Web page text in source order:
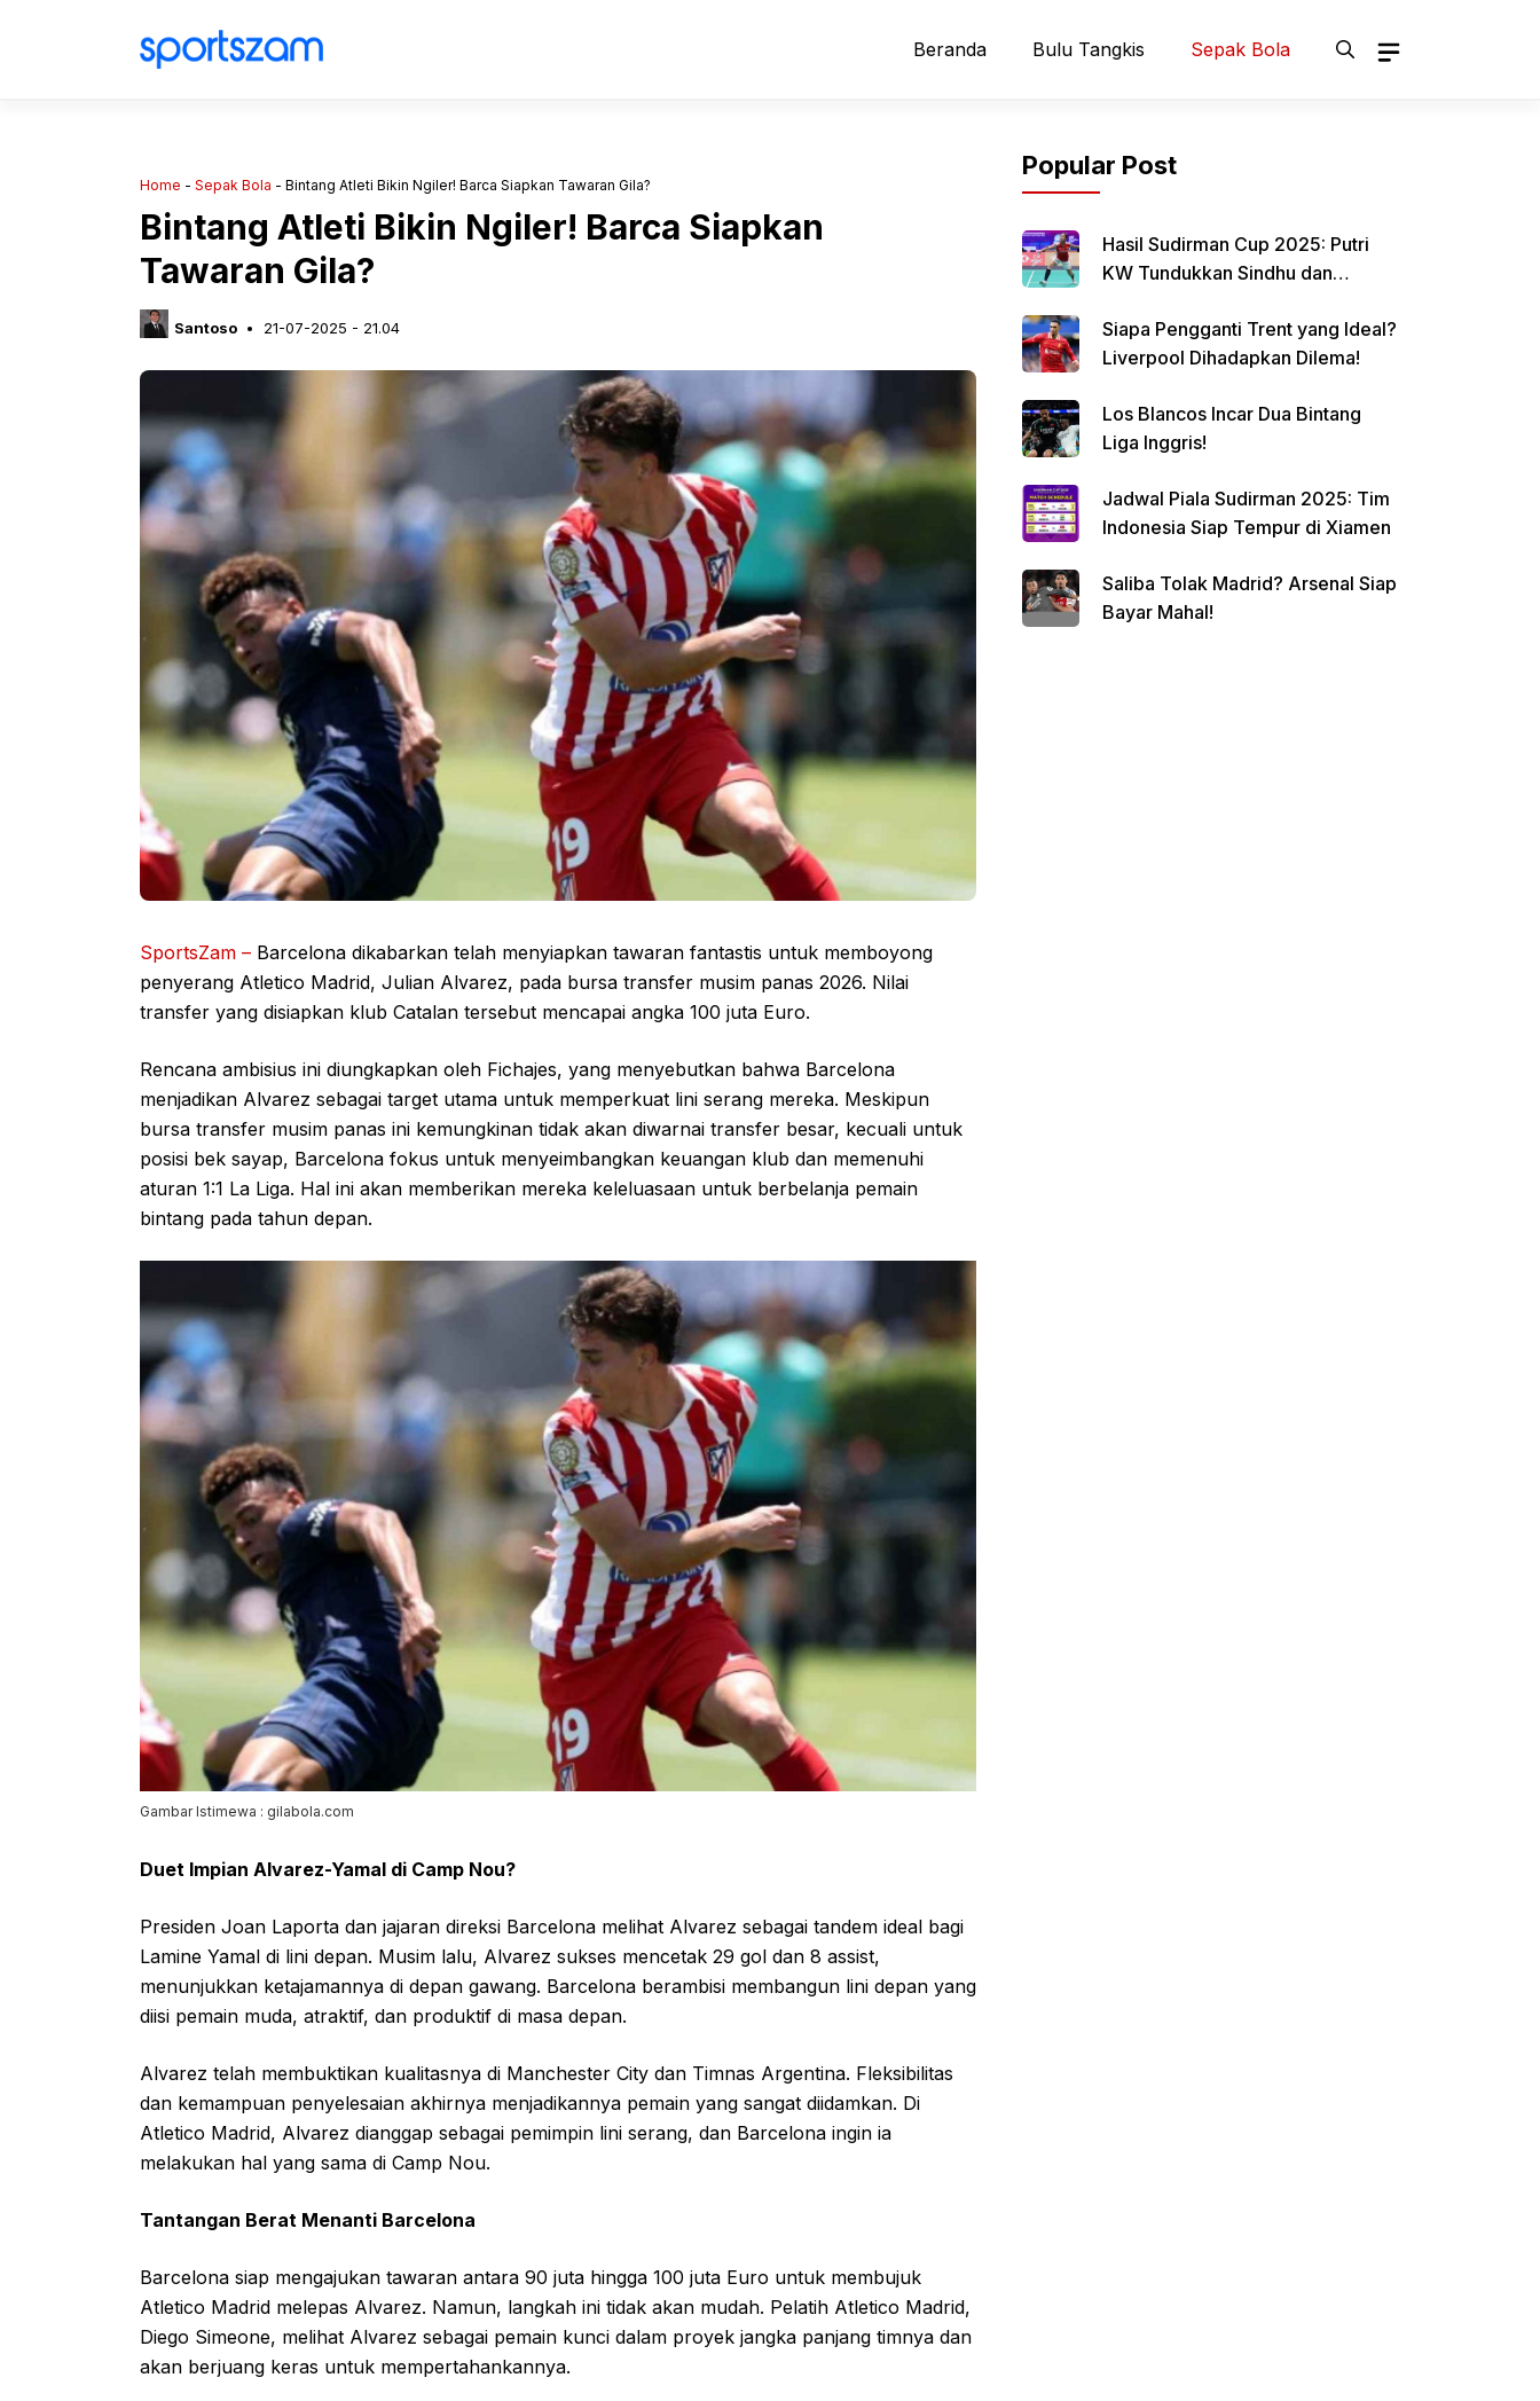
Beranda Bulu Tangkis Sepak Bola
Home - Sepak Bola - Bintang Atleti Bikin Ngiler! Barca Siapkan Tawaran Gila?
Bintang Atleti Bikin Ngiler! Barca Siapkan
Tawaran Gila?
Santoso 21-07-2025 - 21.04
SportsZam – Barcelona dikabarkan telah menyiapkan tawaran fantastis untuk memboyong
penyerang Atletico Madrid, Julian Alvarez, pada bursa transfer musim panas 2026. Nilai
transfer yang disiapkan klub Catalan tersebut mencapai angka 100 juta Euro.
Rencana ambisius ini diungkapkan oleh Fichajes, yang menyebutkan bahwa Barcelona
menjadikan Alvarez sebagai target utama untuk memperkuat lini serang mereka. Meskipun
bursa transfer musim panas ini kemungkinan tidak akan diwarnai transfer besar, kecuali untuk
posisi bek sayap, Barcelona fokus untuk menyeimbangkan keuangan klub dan memenuhi
aturan 1:1 La Liga. Hal ini akan memberikan mereka keleluasaan untuk berbelanja pemain
bintang pada tahun depan.
Gambar Istimewa : gilabola.com
Duet Impian Alvarez-Yamal di Camp Nou?
Presiden Joan Laporta dan jajaran direksi Barcelona melihat Alvarez sebagai tandem ideal bagi
Lamine Yamal di lini depan. Musim lalu, Alvarez sukses mencetak 29 gol dan 8 assist,
menunjukkan ketajamannya di depan gawang. Barcelona berambisi membangun lini depan yang
diisi pemain muda, atraktif, dan produktif di masa depan.
Alvarez telah membuktikan kualitasnya di Manchester City dan Timnas Argentina. Fleksibilitas
dan kemampuan penyelesaian akhirnya menjadikannya pemain yang sangat diidamkan. Di
Atletico Madrid, Alvarez dianggap sebagai pemimpin lini serang, dan Barcelona ingin ia
melakukan hal yang sama di Camp Nou.
Tantangan Berat Menanti Barcelona
Barcelona siap mengajukan tawaran antara 90 juta hingga 100 juta Euro untuk membujuk
Atletico Madrid melepas Alvarez. Namun, langkah ini tidak akan mudah. Pelatih Atletico Madrid,
Diego Simeone, melihat Alvarez sebagai pemain kunci dalam proyek jangka panjang timnya dan
akan berjuang keras untuk mempertahankannya.
Popular Post
Hasil Sudirman Cup 2025: Putri
KW Tundukkan Sindhu dan
Siapa Pengganti Trent yang Ideal?
Liverpool Dihadapkan Dilema!
Los Blancos Incar Dua Bintang
Liga Inggris!
Jadwal Piala Sudirman 2025: Tim
Indonesia Siap Tempur di Xiamen
Saliba Tolak Madrid? Arsenal Siap
Bayar Mahal!